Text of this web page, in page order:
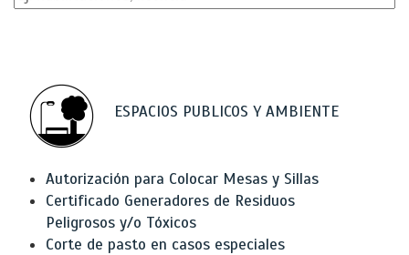
ESPACIOS PUBLICOS Y AMBIENTE
Autorización para Colocar Mesas y Sillas
Certificado Generadores de Residuos
Peligrosos y/o Tóxicos
Corte de pasto en casos especiales